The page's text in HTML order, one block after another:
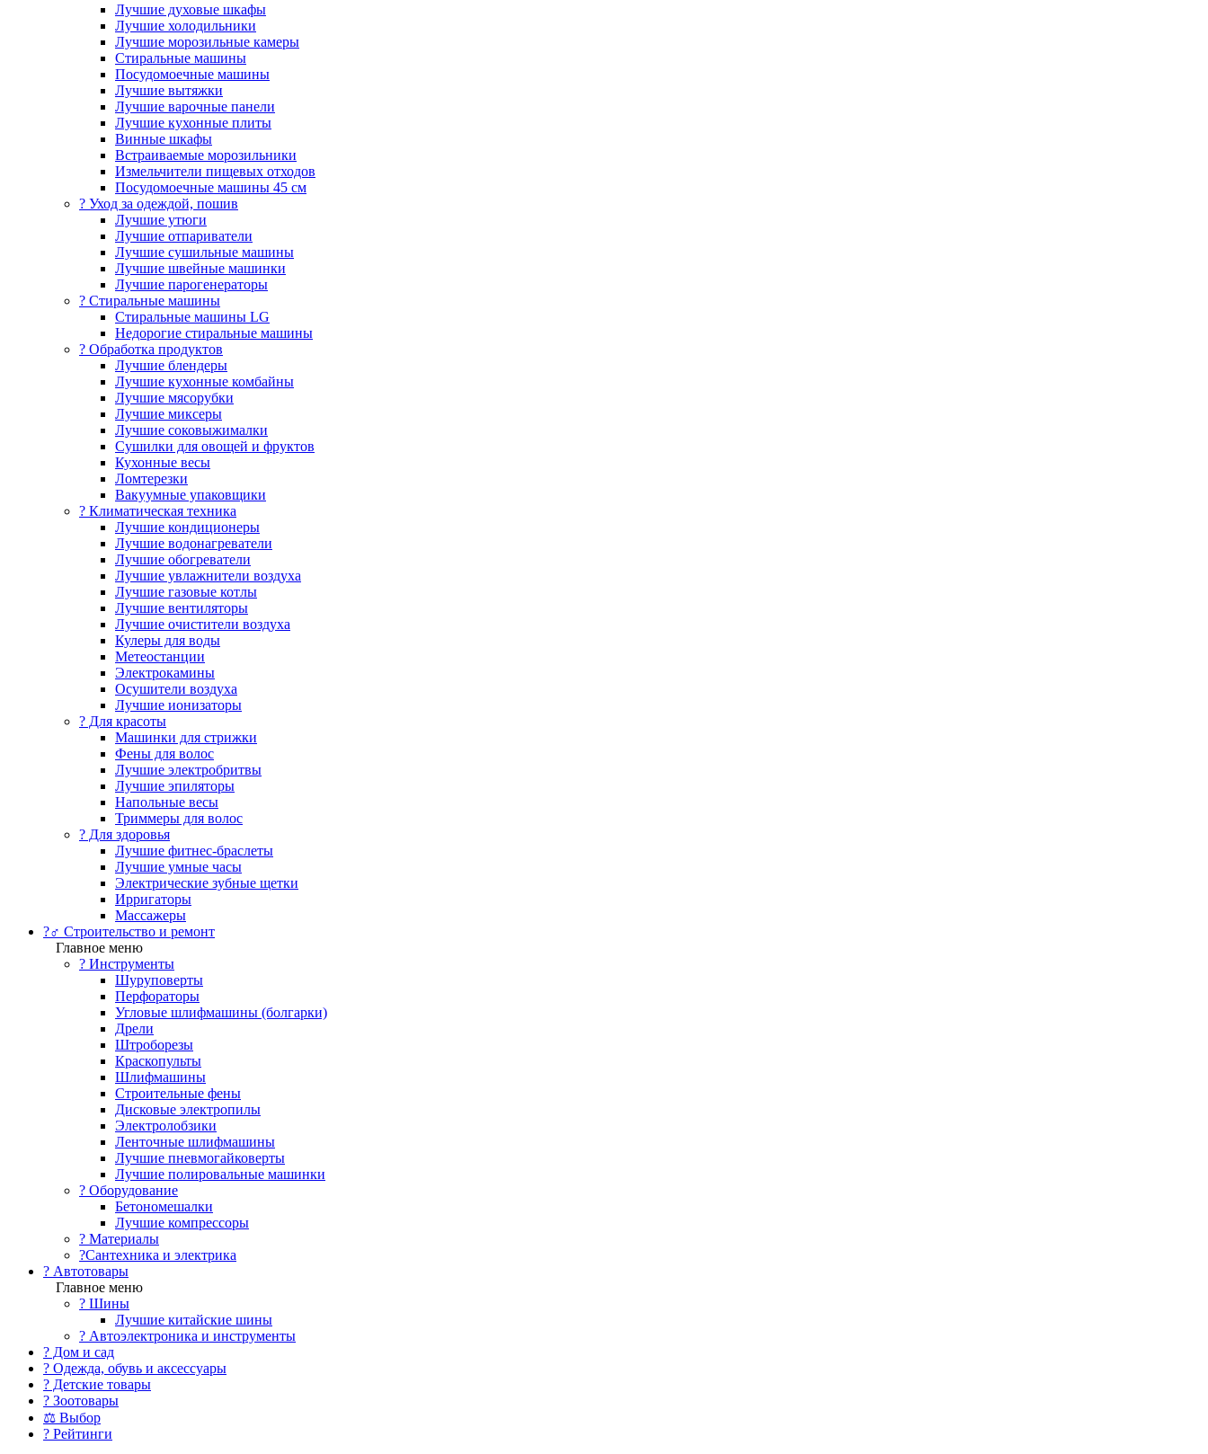
Лучшие духовые шкафы
Лучшие холодильники
Лучшие морозильные камеры
Стиральные машины
Посудомоечные машины
Лучшие вытяжки
Лучшие варочные панели
Лучшие кухонные плиты
Винные шкафы
Встраиваемые морозильники
Измельчители пищевых отходов
Посудомоечные машины 45 см
? Уход за одеждой, пошив
Лучшие утюги
Лучшие отпариватели
Лучшие сушильные машины
Лучшие швейные машинки
Лучшие парогенераторы
? Стиральные машины
Стиральные машины LG
Недорогие стиральные машины
? Обработка продуктов
Лучшие блендеры
Лучшие кухонные комбайны
Лучшие мясорубки
Лучшие миксеры
Лучшие соковыжималки
Сушилки для овощей и фруктов
Кухонные весы
Ломтерезки
Вакуумные упаковщики
?️ Климатическая техника
Лучшие кондиционеры
Лучшие водонагреватели
Лучшие обогреватели
Лучшие увлажнители воздуха
Лучшие газовые котлы
Лучшие вентиляторы
Лучшие очистители воздуха
Кулеры для воды
Метеостанции
Электрокамины
Осушители воздуха
Лучшие ионизаторы
? Для красоты
Машинки для стрижки
Фены для волос
Лучшие электробритвы
Лучшие эпиляторы
Напольные весы
Триммеры для волос
? Для здоровья
Лучшие фитнес-браслеты
Лучшие умные часы
Электрические зубные щетки
Ирригаторы
Массажеры
?‍♂️ Строительство и ремонт
Главное меню
?️ Инструменты
Шуруповерты
Перфораторы
Угловые шлифмашины (болгарки)
Дрели
Штроборезы
Краскопульты
Шлифмашины
Строительные фены
Дисковые электропилы
Электролобзики
Ленточные шлифмашины
Лучшие пневмогайковерты
Лучшие полировальные машинки
?️ Оборудование
Бетономешалки
Лучшие компрессоры
? Материалы
?Сантехника и электрика
? Автотовары
Главное меню
? Шины
Лучшие китайские шины
? Автоэлектроника и инструменты
? Дом и сад
? Одежда, обувь и аксессуары
? Детские товары
? Зоотовары
⚖ Выбор
? Рейтинги